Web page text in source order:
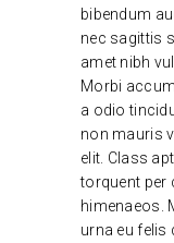
bibendum
nec sagittis
amet nibh
Morbi
a odio
non mauris
elit. Class
torquent per
himenaeos.
urna eu felis